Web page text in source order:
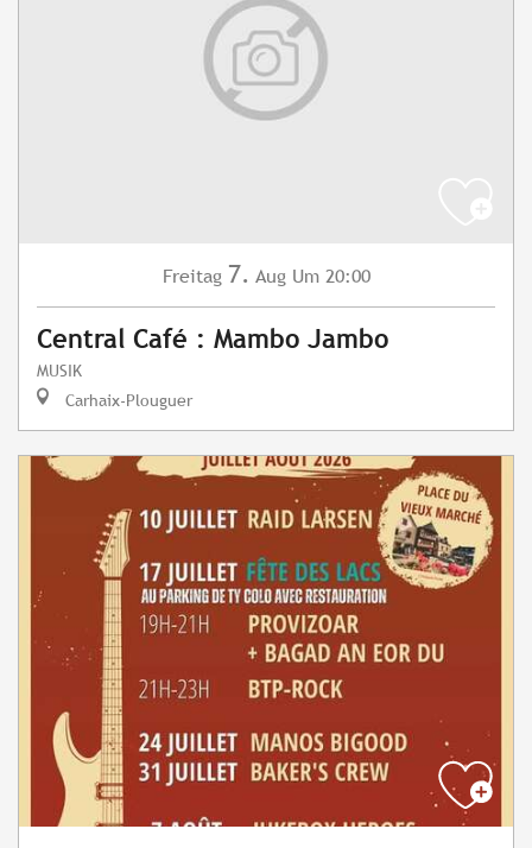
Freitag 7. Aug Um 20:00
Central Café : Mambo Jambo
MUSIK
Carhaix-Plouguer